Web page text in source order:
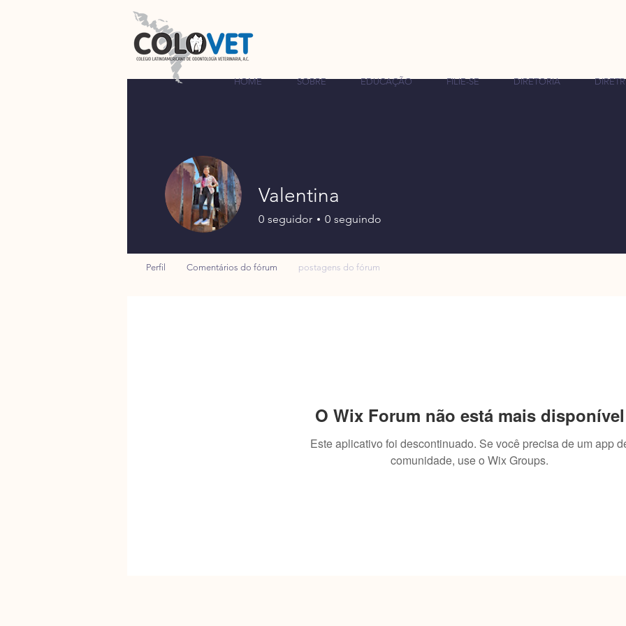
HOME SOBRE EDUCAÇÃO FILIE-SE DIRETORIA
O Wix Forum não está mais disponível
Este aplicativo foi descontinuado. Se você precisa de um app
comunidade, use o Wix Groups.
Valentina
0 seguidor 0 seguindo
Perfil Comentários do fórum postagens do fórum